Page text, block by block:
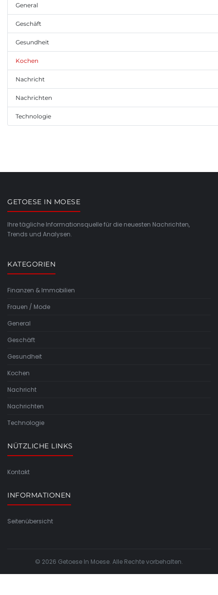
General
Geschäft
Gesundheit
Kochen
Nachricht
Nachrichten
Technologie
GETOESE IN MOESE
Ihre tägliche Informationsquelle für die neuesten Nachrichten,
Trends und Analysen.
KATEGORIEN
Finanzen & Immobilien
Frauen / Mode
General
Geschäft
Gesundheit
Kochen
Nachricht
Nachrichten
Technologie
NÜTZLICHE LINKS
Kontakt
INFORMATIONEN
Seitenübersicht
© 2026 Getoese In Moese. Alle Rechte vorbehalten.